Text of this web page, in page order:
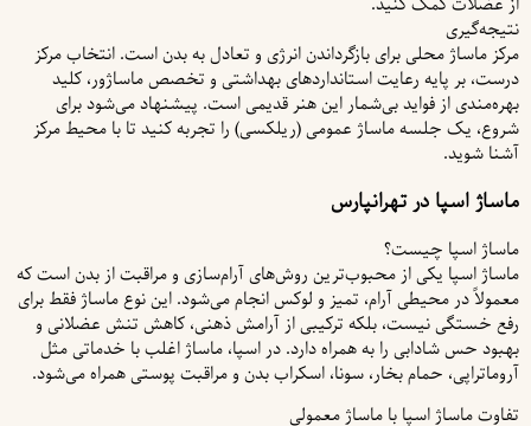
نتیجه‌گیری
مرکز ماساژ محلی برای بازگرداندن انرژی و تعادل به بدن است. انتخاب مرکز
درست، بر پایه رعایت استانداردهای بهداشتی و تخصص ماساژور، کلید
بهره‌مندی از فواید بی‌شمار این هنر قدیمی است. پیشنهاد می‌شود برای
شروع، یک جلسه ماساژ عمومی (ریلکسی) را تجربه کنید تا با محیط مرکز
آشنا شوید.
ماساژ اسپا در تهرانپارس
ماساژ اسپا چیست؟
ماساژ اسپا یکی از محبوب‌ترین روش‌های آرام‌سازی و مراقبت از بدن است که
معمولاً در محیطی آرام، تمیز و لوکس انجام می‌شود. این نوع ماساژ فقط برای
رفع خستگی نیست، بلکه ترکیبی از آرامش ذهنی، کاهش تنش عضلانی و
بهبود حس شادابی را به همراه دارد. در اسپا، ماساژ اغلب با خدماتی مثل
آروماتراپی، حمام بخار، سونا، اسکراب بدن و مراقبت پوستی همراه می‌شود.
تفاوت ماساژ اسپا با ماساژ معمولی